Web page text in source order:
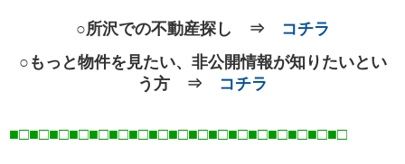
○所沢での不動産探し ⇒
コチラ
○もっと物件を見たい、非公開情報が知りたいとい
う方 ⇒
コチラ
■□■□■□■□■□■□■□■□■□■□■□■□■□■□■□■□■□